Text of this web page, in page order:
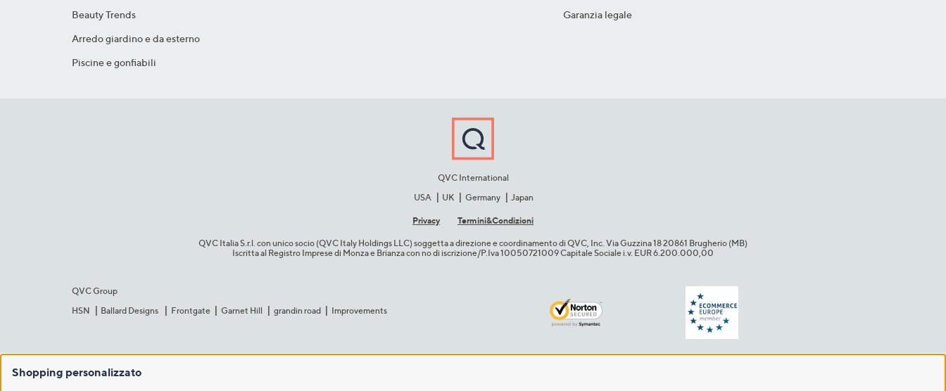
Beauty Trends
Arredo giardino e da esterno
Piscine e gonfiabili
Garanzia legale
QVC International
USA
UK Germany Japan
Privacy Termini&C​ondizioni
QVC Italia S.r.l. con unico socio (QVC Italy Holdings LLC) soggetta a direzione e coordinamento di QVC, Inc. Via Guzzina 18 20861 Brugherio (MB)​
Iscritta al Registro Imprese di Monza e Brianza con no di iscrizione/P.Iva 10050721009 Capitale Sociale i.v. EUR 6.200.000,00​
QVC Group
HSN
Ballard Designs Frontgate Garnet Hill grandin road Improvements
Shopping personalizzato